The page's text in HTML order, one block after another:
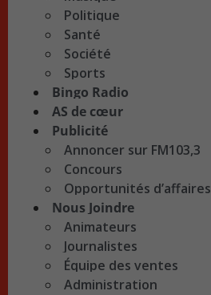
Politique
Santé
Société
Sports
Bingo Radio
AS de cœur
Publicité
Annoncer sur FM103,3
Concours
Opportunités d’affaires
Nous Joindre
Animateurs
Journalistes
Équipe des ventes
Administration